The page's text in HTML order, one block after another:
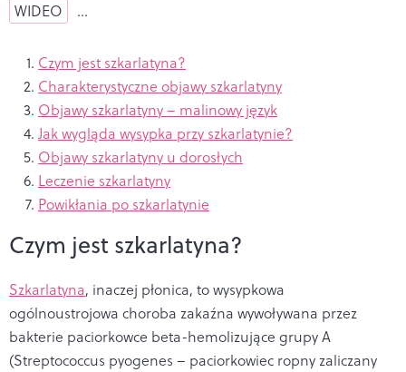
WIDEO …
Czym jest szkarlatyna?
Charakterystyczne objawy szkarlatyny
Objawy szkarlatyny – malinowy język
Jak wygląda wysypka przy szkarlatynie?
Objawy szkarlatyny u dorosłych
Leczenie szkarlatyny
Powikłania po szkarlatynie
Czym jest szkarlatyna?
Szkarlatyna, inaczej płonica, to wysypkowa
ogólnoustrojowa choroba zakaźna wywoływana przez
bakterie paciorkowce beta-hemolizujące grupy A
(Streptococcus pyogenes – paciorkowiec ropny zaliczany